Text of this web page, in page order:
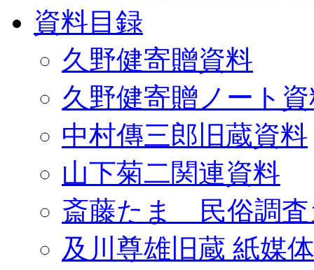
資料目録
久野健寄贈資料
久野健寄贈ノート
中村傳三郎旧蔵資料
山下菊二関連資料
斎藤たま 民俗調査
及川尊雄旧蔵 紙媒